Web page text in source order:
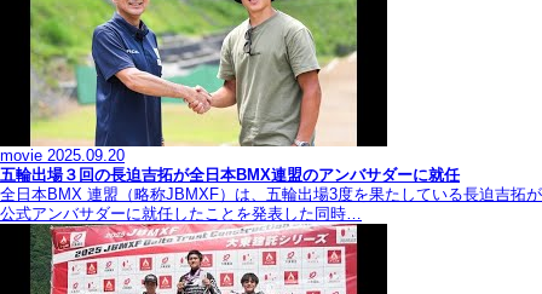
movie 2025.09.20
五輪出場３回の長迫吉拓が全日本BMX連盟のアンバサダーに就任
全日本BMX 連盟（略称JBMXF）は、五輪出場3度を果たしている長迫吉拓が
公式アンバサダーに就任したことを発表した同時…